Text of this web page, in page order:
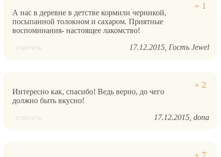
А нас в деревне в детстве кормили черникой,
посыпанной толокном и сахаром. Приятные
воспоминания- настоящее лакомство!
ответить 17.12.2015 Гость Jewel
Интересно как, спасибо! Ведь верно, до чего
должно быть вкусно!
ответить 17.12.2015 dona